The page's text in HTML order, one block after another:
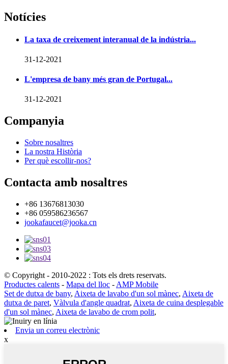
Notícies
La taxa de creixement interanual de la indústria...
31-12-2021
L'empresa de bany més gran de Portugal...
31-12-2021
Companyia
Sobre nosaltres
La nostra Història
Per què escollir-nos?
Contacta amb nosaltres
+86 13676813030
+86 059586236567
jookafaucet@jooka.cn
© Copyright - 2010-2022 : Tots els drets reservats.
Productes calents - Mapa del lloc - AMP Mobile
Set de dutxa de bany, Aixeta de lavabo d'un sol mànec, Aixeta de
dutxa de paret, Vàlvula d'angle quadrat, Aixeta de cuina desplegable
d'un sol mànec, Aixeta de lavabo de crom polit,
Envia un correu electrònic
x